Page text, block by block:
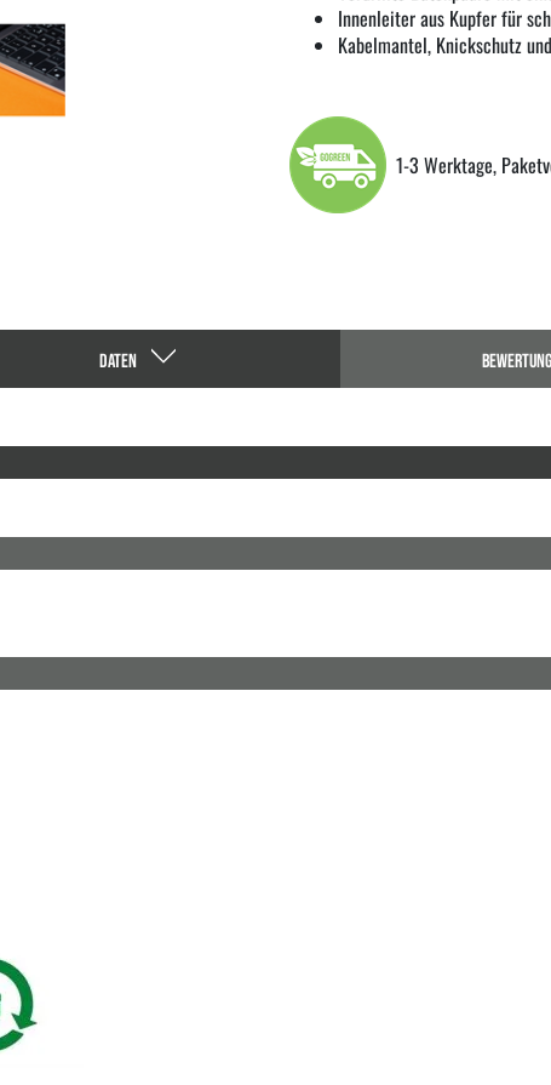
Innenleiter aus Kupfer für
Kabelmantel, Knickschutz
1-3 Werktage,
DATEN